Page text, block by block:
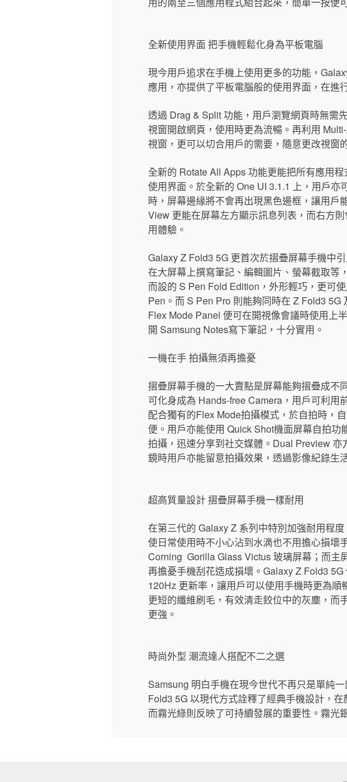
全新使用界面 把手機輕鬆化身為平板電腦
現今用戶追求在手機上使用更多的功能，
應用，亦提供了平板電腦般的使用界面，在進
透過 Drag & Split 功能，用戶瀏覽網頁時無需
視窗開啟網頁，使用時更為流暢。再利用
視窗，更可以切合用戶的需要，隨意更改視窗
全新的 Rotate All Apps 功能更能把所有應用
使用界面。於全新的 One UI 3.1.1 上，用戶
時，屏幕邊緣將不會再出現黑色邊框，讓用
View 更能在屏幕左方顯示訊息列表，而右方
用體驗。
Galaxy Z Fold3 5G 更首次於摺疊屏幕手機中
在大屏幕上撰寫筆記、編輯圖片、螢幕截取等
而設的 S Pen Fold Edition，外形輕巧，更可
Pen。而 S Pen Pro 則能夠同時在 Z Fold3
Flex Mode Panel 便可在開視像會議時使用上
開 Samsung Notes寫下筆記，十分實用。
一機在手 拍攝無須再擔憂
摺疊屏幕手機的一大賣點是屏幕能夠摺疊成不
可化身成為 Hands-free Camera，用戶可利用
配合獨有的Flex Mode拍攝模式，於自拍時，
便。用戶亦能使用 Quick Shot機面屏幕自拍
拍攝，迅速分享到社交媒體。Dual Preview
鏡時用戶亦能留意拍攝效果，透過影像紀錄生
超高質量設計 摺疊屏幕手機一樣耐用
在第三代的 Galaxy Z 系列中特別加強耐用程
使日常使用時不小心沾到水滴也不用擔心損壞
Corning Gorilla Glass Victus 玻璃屏幕；而主
再擔憂手機刮花造成損壞。Galaxy Z Fold3
120Hz 更新率，讓用戶可以使用手機時更為
更短的纖維刷毛，有效清走鉸位中的灰塵，而
更強。
時尚外型 潮流達人搭配不二之選
Samsung 明白手機在現今世代不再只是單純
Fold3 5G 以現代方式詮釋了經典手機設計，
而霧光綠則反映了可持續發展的重要性。霧光